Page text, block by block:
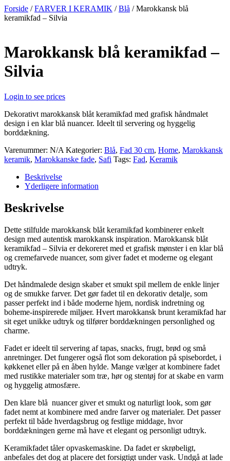
Videre
til
Forside /FARVER I KERAMIK /Blå / Marokkansk blå
keramikfad – Silvia
Marokkansk blå keramikfad –
Silvia
Login to see prices
Dekorativt marokkansk blåt keramikfad med grafisk håndmalet
design i en klar blå nuancer. Ideelt til servering og hyggelig
borddækning.
Varenummer: N/A Kategorier: Blå, Fad 30 cm, Home, Marokkansk
keramik, Marokkanske fade, Safi Tags: Fad, Keramik
Beskrivelse
Yderligere information
Beskrivelse
Dette stilfulde marokkansk blåt keramikfad kombinerer enkelt
design med autentisk marokkansk inspiration. Marokkansk blåt
keramikfad – Silvia er dekoreret med et grafisk mønster i en klar blå
og cremefarvede nuancer, som giver fadet et moderne og elegant
udtryk.
Det håndmalede design skaber et smukt spil mellem de enkle linjer
og de smukke farver. Det gør fadet til en dekorativ detalje, som
passer perfekt ind i både moderne hjem, nordisk indretning og
boheme-inspirerede miljøer. Hvert marokkansk brunt keramikfad har
sit eget unikke udtryk og tilfører borddækningen personlighed og
charme.
Fadet er ideelt til servering af tapas, snacks, frugt, brød og små
anretninger. Det fungerer også flot som dekoration på spisebordet, i
køkkenet eller på en åben hylde. Mange vælger at kombinere fadet
med rustikke materialer som træ, hør og stentøj for at skabe en varm
og hyggelig atmosfære.
Den klare blå nuancer giver et smukt og naturligt look, som gør
fadet nemt at kombinere med andre farver og materialer. Det passer
perfekt til både hverdagsbrug og festlige middage, hvor
borddækningen gerne må have et elegant og personligt udtryk.
Keramikfadet tåler opvaskemaskine. Da fadet er skrøbeligt,
anbefales det dog at placere det forsigtigt under vask. Undgå at lade